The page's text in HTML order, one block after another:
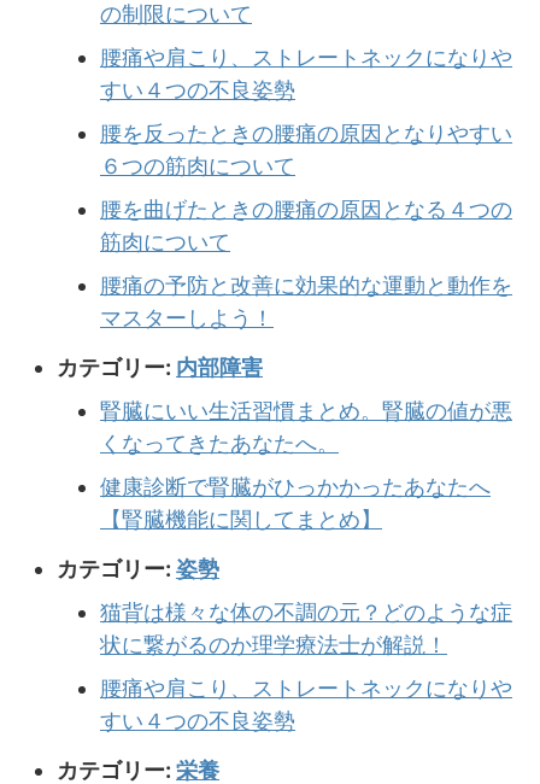
の制限について
腰痛や肩こり、ストレートネックになりや
すい４つの不良姿勢
腰を反ったときの腰痛の原因となりやすい
６つの筋肉について
腰を曲げたときの腰痛の原因となる４つの
筋肉について
腰痛の予防と改善に効果的な運動と動作を
マスターしよう！
カテゴリー: 内部障害
腎臓にいい生活習慣まとめ。腎臓の値が悪
くなってきたあなたへ。
健康診断で腎臓がひっかかったあなたへ
【腎臓機能に関してまとめ】
カテゴリー: 姿勢
猫背は様々な体の不調の元？どのような症
状に繋がるのか理学療法士が解説！
腰痛や肩こり、ストレートネックになりや
すい４つの不良姿勢
カテゴリー: 栄養